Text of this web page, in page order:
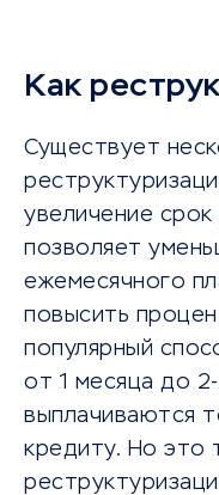
Как
Существует
увеличение
позволяет
ежемесячного
повысить
популярный
от 1 месяца до
выплачиваются
кредиту. Но это